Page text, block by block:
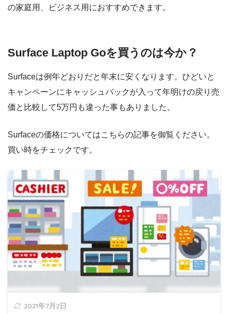
の家庭用、ビジネス用におすすめできます。
Surface Laptop Goを買うのは今か？
Surfaceは例年どおりだと年末に安くなります。ひどいと
キャンペーンにキャッシュバックが入って年明けの戻り売
価と比較して5万円も違った事もありました。
Surfaceの価格についてはこちらの記事を御覧ください。
買い時をチェックです。
2021年7月2日